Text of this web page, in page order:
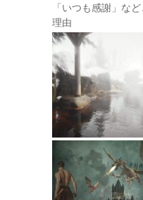
「いつも感謝」な
理由